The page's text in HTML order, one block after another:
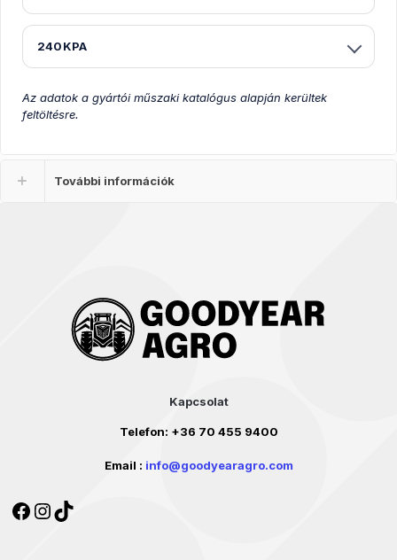
240KPA
Az adatok a gyártói műszaki katalógus alapján kerültek
feltöltésre.
További információk
Kapcsolat
Telefon: +36 70 455 9400
Email : info@goodyearagro.com
Facebook
Instagram
TikTok